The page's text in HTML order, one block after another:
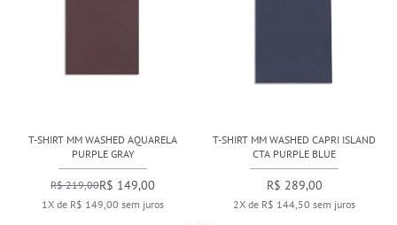
T-SHIRT MM WASHED AQUARELA
PURPLE GRAY
R$ 219,00R$ 149,00
1X de R$ 149,00 sem juros
T-SHIRT MM WASHED CAPRI ISLAND
CTA PURPLE BLUE
R$ 289,00
2X de R$ 144,50 sem juros